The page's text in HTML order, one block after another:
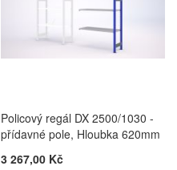
Policový regál DX 2500/1030 -
přídavné pole, Hloubka 620mm
3 267,00 Kč